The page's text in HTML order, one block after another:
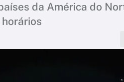
da América do